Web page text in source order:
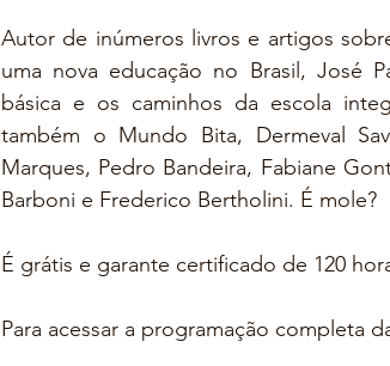
Autor de inúmeros livros e artigos
uma nova educação no Brasil, José
básica e os caminhos da escola
também o Mundo Bita, Dermeval
Marques, Pedro Bandeira, Fabiane
Barboni e Frederico Bertholini. É mole?
É grátis e garante certificado de 120
Para acessar a programação completa